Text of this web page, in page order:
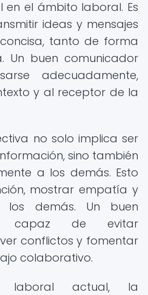
el ámbito laboral. Es
ideas y mensajes
tanto de forma
Un buen comunicador
adecuadamente,
y al receptor de la
no solo implica ser
sino también
a los demás. Esto
mostrar empatía y
los demás. Un buen
capaz de evitar
conflictos y fomentar
colaborativo.
laboral actual, la